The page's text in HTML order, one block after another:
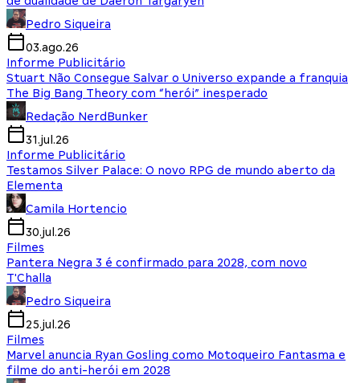
Pedro Siqueira
03.ago.26
Informe Publicitário
Stuart Não Consegue Salvar o Universo expande a franquia
The Big Bang Theory com “herói” inesperado
Redação NerdBunker
31.jul.26
Informe Publicitário
Testamos Silver Palace: O novo RPG de mundo aberto da
Elementa
Camila Hortencio
30.jul.26
Filmes
Pantera Negra 3 é confirmado para 2028, com novo
T'Challa
Pedro Siqueira
25.jul.26
Filmes
Marvel anuncia Ryan Gosling como Motoqueiro Fantasma e
filme do anti-herói em 2028